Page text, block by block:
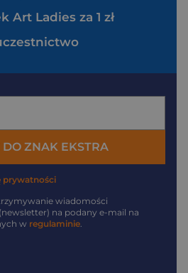
Art Ladies za 1 zł
ZNAK EKSTRA
prywatności
wiadomości
na podany e-mail na
w regulaminie